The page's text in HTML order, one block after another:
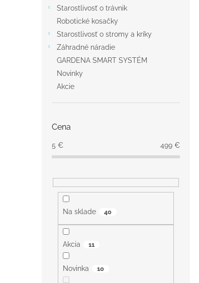
Starostlivosť o trávnik
Robotické kosačky
Starostlivosť o stromy a kríky
Záhradné náradie
GARDENA SMART SYSTÉM
Novinky
Akcie
Cena
5 € 499 €
Na sklade 40
Akcia 11
Novinka 10